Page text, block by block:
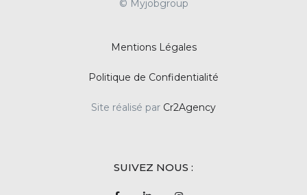
© Myjobgroup
Mentions Légales
Politique de Confidentialité
Site réalisé par Cr2Agency
SUIVEZ NOUS :